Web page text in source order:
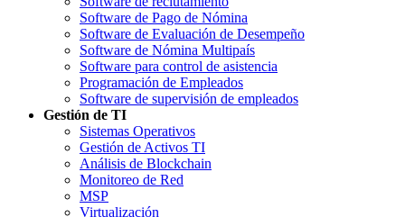
Software de Pago de Nómina
Software de Evaluación de Desempeño
Software de Nómina Multipaís
Software para control de asistencia
Programación de Empleados
Software de supervisión de empleados
Gestión de TI
Sistemas Operativos
Gestión de Activos TI
Análisis de Blockchain
Monitoreo de Red
MSP
Virtualización